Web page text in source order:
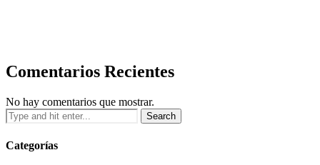
Comentarios Recientes
No hay comentarios que mostrar.
Categorías